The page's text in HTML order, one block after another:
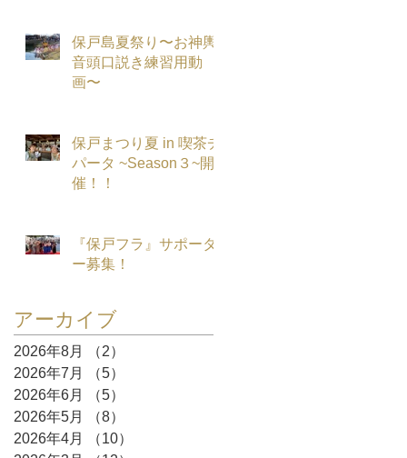
保戸島夏祭り〜お神輿
音頭口説き練習用動
画〜
保戸まつり夏 in 喫茶チ
パータ ~Season３~開
催！！
『保戸フラ』サポータ
ー募集！
アーカイブ
2026年8月 （2）
2026年7月
（5）
2026年6月
（5）
2026年5月
（8）
2026年4月
（10）